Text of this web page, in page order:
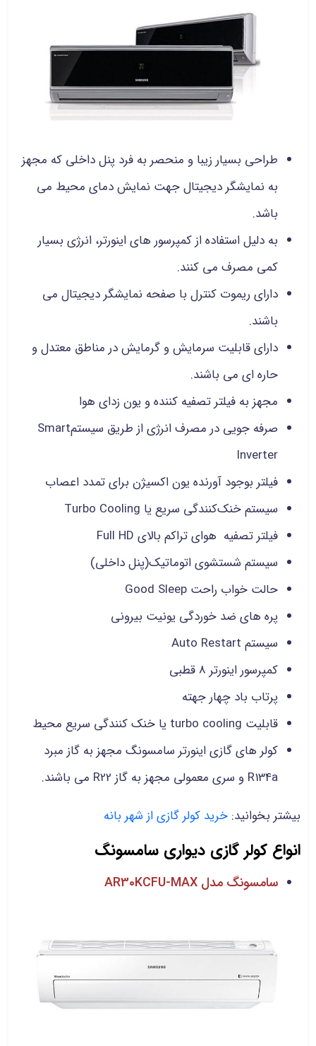
طراحی بسیار زیبا و منحصر به فرد پنل داخلی که مجهز
به نمایشگر دیجیتال جهت نمایش دمای محیط می
باشد.
به دلیل استفاده از کمپرسور های اینورتر، انرژی بسیار
کمی مصرف می کنند.
دارای ریموت کنترل با صفحه نمایشگر دیجیتال می
باشند.
دارای قابلیت سرمایش و گرمایش در مناطق معتدل و
حاره ای می باشند.
مجهز به فیلتر تصفیه کننده و یون زدای هوا
صرفه جویی در مصرف انرژی از طریق سیستمSmart
Inverter
فیلتر بوجود آورنده یون اکسیژن برای تمدد اعصاب
سیستم خنک‌کنندگی سریع یا Turbo Cooling
فیلتر تصفیه هوای تراکم بالای Full HD
سیستم شستشوی اتوماتیک(پنل داخلی)
حالت خواب راحت Good Sleep
پره های ضد خوردگی یونیت بیرونی
سیستم Auto Restart
کمپرسور اینورتر 8 قطبی
پرتاب باد چهار جهته
قابلیت turbo cooling یا خنک کنندگی سریع محیط
کولر های گازی اینورتر سامسونگ مجهز به گاز مبرد
R134a و سری معمولی مجهز به گاز R22 می باشند.
بیشتر بخوانید: خرید کولر گازی از شهر بانه
انواع کولر گازی دیواری سامسونگ
سامسونگ مدل AR30KCFU-MAX